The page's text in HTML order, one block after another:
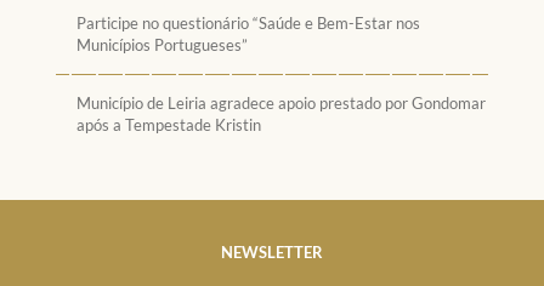
Participe no questionário “Saúde e Bem-Estar nos
Municípios Portugueses”
Município de Leiria agradece apoio prestado por Gondomar
após a Tempestade Kristin
NEWSLETTER